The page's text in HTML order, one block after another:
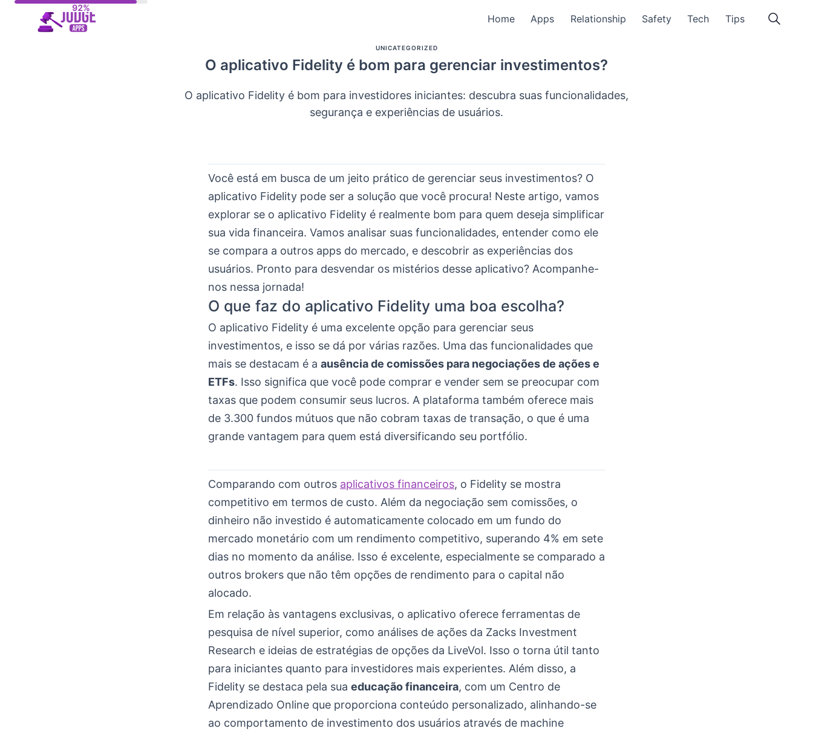
Home Apps Relationship Safety Tech Tips
UNICATEGORIZED
O aplicativo Fidelity é bom para gerenciar investimentos?
O aplicativo Fidelity é bom para investidores iniciantes: descubra suas funcionalidades,
segurança e experiências de usuários.
Você está em busca de um jeito prático de gerenciar seus investimentos? O
aplicativo Fidelity pode ser a solução que você procura! Neste artigo, vamos
explorar se o aplicativo Fidelity é realmente bom para quem deseja simplificar
sua vida financeira. Vamos analisar suas funcionalidades, entender como ele
se compara a outros apps do mercado, e descobrir as experiências dos
usuários. Pronto para desvendar os mistérios desse aplicativo? Acompanhe-
nos nessa jornada!
O que faz do aplicativo Fidelity uma boa escolha?
O aplicativo Fidelity é uma excelente opção para gerenciar seus
investimentos, e isso se dá por várias razões. Uma das funcionalidades que
mais se destacam é a ausência de comissões para negociações de ações e
ETFs. Isso significa que você pode comprar e vender sem se preocupar com
taxas que podem consumir seus lucros. A plataforma também oferece mais
de 3.300 fundos mútuos que não cobram taxas de transação, o que é uma
grande vantagem para quem está diversificando seu portfólio.
Comparando com outros aplicativos financeiros, o Fidelity se mostra
competitivo em termos de custo. Além da negociação sem comissões, o
dinheiro não investido é automaticamente colocado em um fundo do
mercado monetário com um rendimento competitivo, superando 4% em sete
dias no momento da análise. Isso é excelente, especialmente se comparado a
outros brokers que não têm opções de rendimento para o capital não
alocado.
Em relação às vantagens exclusivas, o aplicativo oferece ferramentas de
pesquisa de nível superior, como análises de ações da Zacks Investment
Research e ideias de estratégias de opções da LiveVol. Isso o torna útil tanto
para iniciantes quanto para investidores mais experientes. Além disso, a
Fidelity se destaca pela sua educação financeira, com um Centro de
Aprendizado Online que proporciona conteúdo personalizado, alinhando-se
ao comportamento de investimento dos usuários através de machine